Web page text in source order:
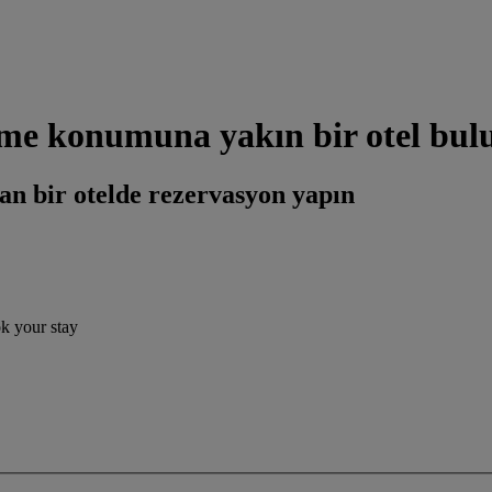
konumuna yakın bir otel
bir otelde rezervasyon yapın
your stay